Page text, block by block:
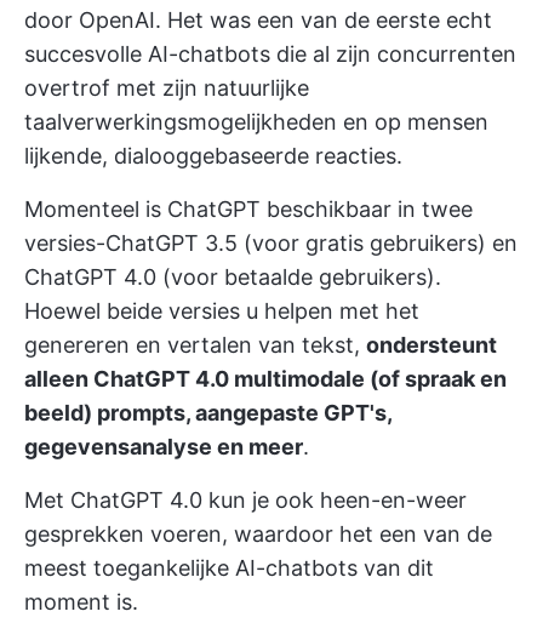
door OpenAI. Het was een van de eerste echt
succesvolle AI-chatbots die al zijn concurrenten
overtrof met zijn natuurlijke
taalverwerkingsmogelijkheden en op mensen
lijkende, dialooggebaseerde reacties.
Momenteel is ChatGPT beschikbaar in twee
versies-ChatGPT 3.5 (voor gratis gebruikers) en
ChatGPT 4.0 (voor betaalde gebruikers).
Hoewel beide versies u helpen met het
genereren en vertalen van tekst, ondersteunt
alleen ChatGPT 4.0 multimodale (of spraak en
beeld) prompts, aangepaste GPT's,
gegevensanalyse en meer.
Met ChatGPT 4.0 kun je ook heen-en-weer
gesprekken voeren, waardoor het een van de
meest toegankelijke AI-chatbots van dit
moment is.